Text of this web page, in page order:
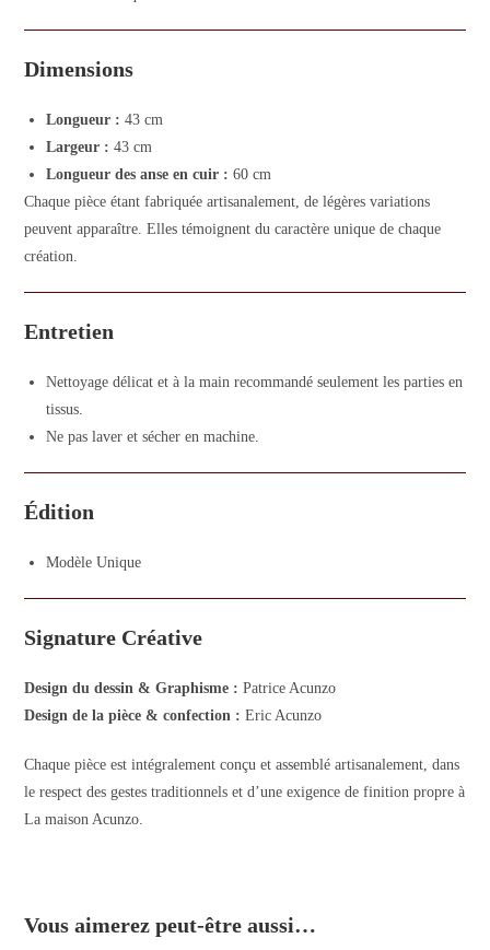
Dimensions
Longueur : 43 cm
Largeur : 43 cm
Longueur des anse en cuir : 60 cm
Chaque pièce étant fabriquée artisanalement, de légères variations
peuvent apparaître. Elles témoignent du caractère unique de chaque
création.
Entretien
Nettoyage délicat et à la main recommandé seulement les parties en
tissus.
Ne pas laver et sécher en machine.
Édition
Modèle Unique
Signature Créative
Design du dessin & Graphisme : Patrice Acunzo
Design de la pièce & confection : Eric Acunzo
Chaque pièce est intégralement conçu et assemblé artisanalement, dans
le respect des gestes traditionnels et d’une exigence de finition propre à
La maison Acunzo.
Vous aimerez peut-être aussi…